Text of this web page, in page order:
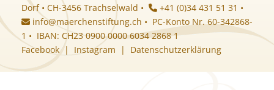
Dorf • CH-3456 Trachselwald •
+41 (0)34 431 51 31 •
info@maerchenstiftung.ch • PC-Konto Nr. 60-342868-
1 • IBAN: CH23 0900 0000 6034 2868 1
Facebook| Instagram | Datenschutzerklärung